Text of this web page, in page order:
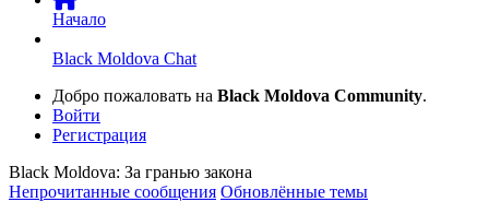
Начало
Black Moldova Chat
Добро пожаловать на Black Moldova Community.
Войти
Регистрация
Black Moldova: За гранью закона
Непрочитанные сообщения Обновлённые темы